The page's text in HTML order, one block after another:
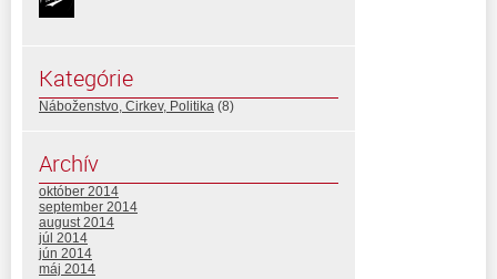
Kategórie
Náboženstvo, Cirkev, Politika (8)
Archív
október 2014
september 2014
august 2014
júl 2014
jún 2014
máj 2014